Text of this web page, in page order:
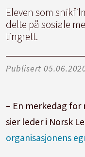
Eleven som
delte på sosiale
tingrett.
Publisert
– En merkedag
sier leder i Norsk
organisasjonens